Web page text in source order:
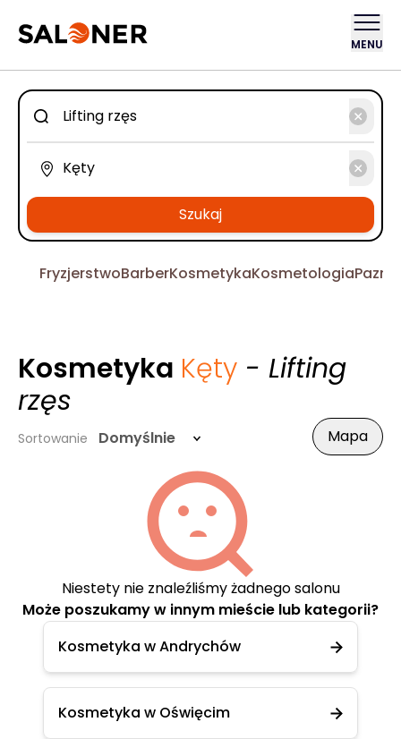
MENU
Szukaj
FryzjerstwoBarberKosmetykaKosmetologia
Kosmetyka Kęty - Lifting
rzęs
Sortowanie Domyślnie Mapa
Niestety nie znaleźliśmy żadnego salonu
Może poszukamy w innym mieście lub kategorii?
Kosmetyka w Andrychów
Kosmetyka w Oświęcim